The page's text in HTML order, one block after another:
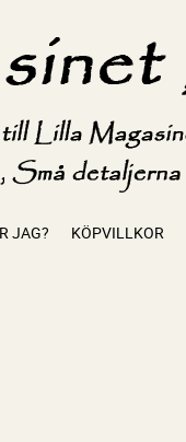
JAG? KÖPVILLKOR